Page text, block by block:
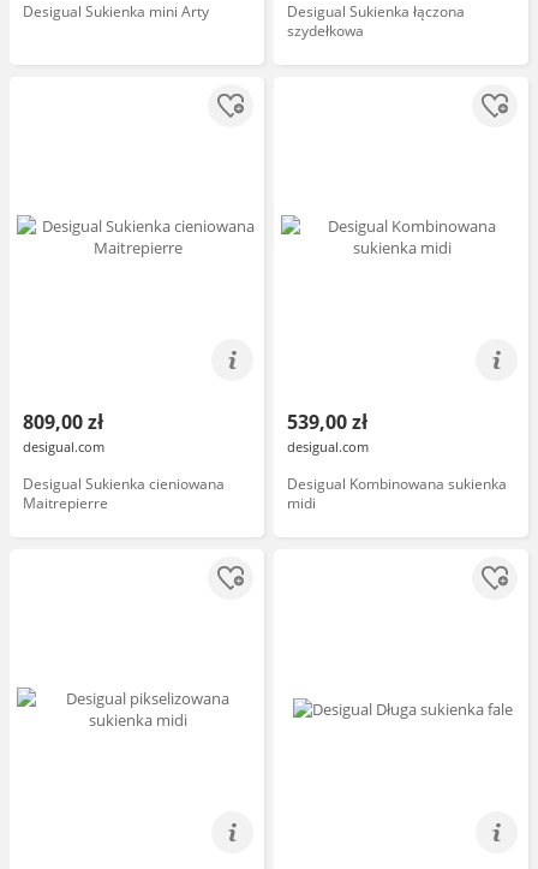
Desigual Sukienka mini Arty
Desigual Sukienka łączona
szydełkowa
809,00 zł
desigual.com
Desigual Sukienka cieniowana
Maitrepierre
539,00 zł
desigual.com
Desigual Kombinowana sukienka
midi